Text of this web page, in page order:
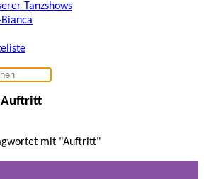
Tanzshows
Auftritt
mit "Auftritt"